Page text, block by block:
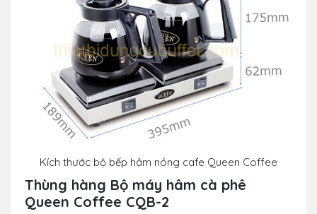
Kích thước bộ bếp hâm nóng cafe Queen Coffee
Thùng hàng Bộ máy hâm cà phê
Queen Coffee CQB-2